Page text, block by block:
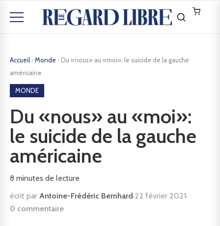
Accueil ›Monde › Du «nous» au «moi»: le suicide de la gauche
américaine
MONDE
Du «nous» au «moi»:
le suicide de la gauche
américaine
8 minutes de lecture
écrit par Antoine-Frédéric Bernhard·22 février 2021·
0 commentaire